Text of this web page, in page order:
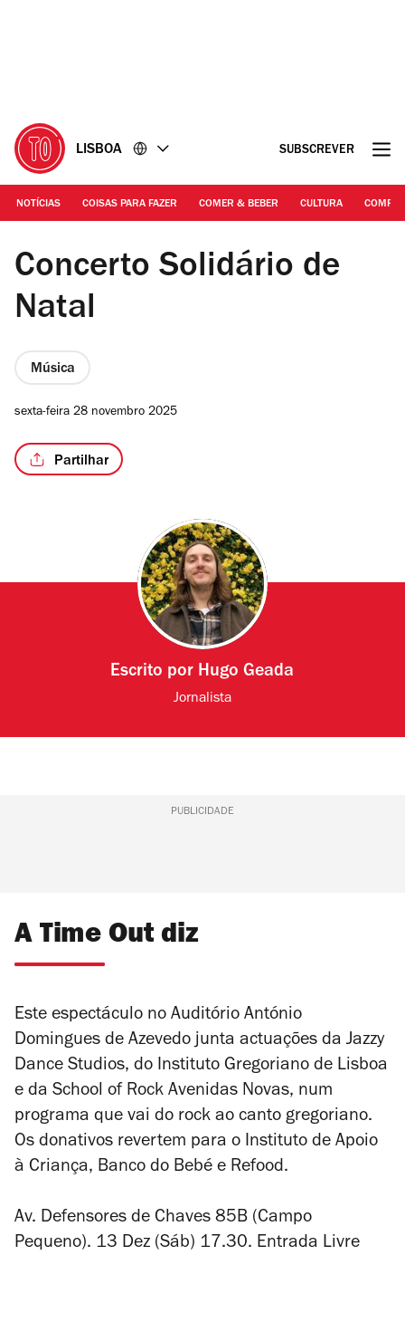
LISBOA SUBSCREVER
NOTÍCIAS COISAS PARA FAZER COMER & BEBER CULTURA
DR / Jazzy Dance Studios Facebook | Jazzy Dance Studios
Concerto Solidário de
Natal
Música
sexta-feira 28 novembro 2025
Partilhar
Escrito por Hugo Geada
Jornalista
PUBLICIDADE
A Time Out diz
Este espectáculo no Auditório António
Domingues de Azevedo junta actuações da Jazzy
Dance Studios, do Instituto Gregoriano de Lisboa
e da School of Rock Avenidas Novas, num
programa que vai do rock ao canto gregoriano.
Os donativos revertem para o Instituto de Apoio
à Criança, Banco do Bebé e Refood.
Av. Defensores de Chaves 85B (Campo
Pequeno). 13 Dez (Sáb) 17.30. Entrada Livre